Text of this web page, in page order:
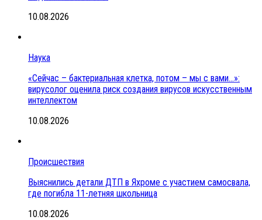
10.08.2026
Наука
«Сейчас – бактериальная клетка, потом – мы с вами…»:
вирусолог оценила риск создания вирусов искусственным
интеллектом
10.08.2026
Происшествия
Выяснились детали ДТП в Яхроме с участием самосвала,
где погибла 11-летняя школьница
10.08.2026